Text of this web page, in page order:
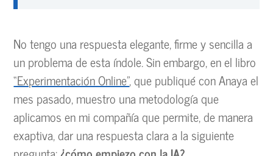
No tengo una respuesta elegante, firme y sencilla a
un problema de esta índole. Sin embargo, en el libro
“Experimentación Online”, que publiqué con Anaya el
mes pasado, muestro una metodología que
aplicamos en mi compañía que permite, de manera
exaptiva, dar una respuesta clara a la siguiente